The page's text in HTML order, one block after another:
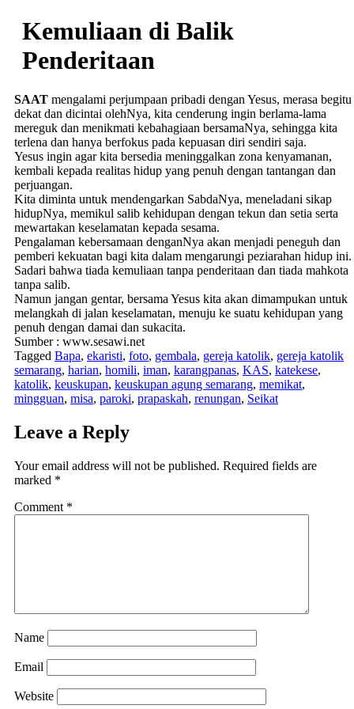
Kemuliaan di Balik
Penderitaan
SAAT mengalami perjumpaan pribadi dengan Yesus, merasa begitu
dekat dan dicintai olehNya, kita cenderung ingin berlama-lama
mereguk dan menikmati kebahagiaan bersamaNya, sehingga kita
terlena dan hanya berfokus pada kepuasan diri sendiri saja.
Yesus ingin agar kita bersedia meninggalkan zona kenyamanan,
kembali kepada realitas hidup yang penuh dengan tantangan dan
perjuangan.
Kita diminta untuk mendengarkan SabdaNya, meneladani sikap
hidupNya, memikul salib kehidupan dengan tekun dan setia serta
mewartakan keselamatan kepada sesama.
Pengalaman kebersamaan denganNya akan menjadi peneguh dan
pemberi kekuatan bagi kita dalam mengarungi peziarahan hidup ini.
Sadari bahwa tiada kemuliaan tanpa penderitaan dan tiada mahkota
tanpa salib.
Namun jangan gentar, bersama Yesus kita akan dimampukan untuk
melangkah di jalan keselamatan, menuju ke suatu kehidupan yang
penuh dengan damai dan sukacita.
Sumber : www.sesawi.net
Tagged Bapa, ekaristi, foto, gembala, gereja katolik, gereja katolik
semarang, harian, homili, iman, karangpanas, KAS, katekese,
katolik, keuskupan, keuskupan agung semarang, memikat,
mingguan, misa, paroki, prapaskah, renungan, Seikat
Leave a Reply
Your email address will not be published. Required fields are
marked *
Comment *
Name
Email
Website